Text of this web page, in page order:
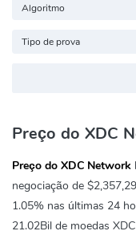
Algoritmo
Tipo de prova
Preço do XDC
Preço do XDC Network
negociação de
1.05% nas últimas 24
21.02Bil de moedas